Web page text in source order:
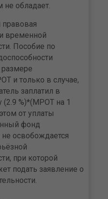
не обладает.
правовая
временной
Пособие по
размере
и только в случае,
заплатил в
%)*(МРОТ на 1
от уплаты
фонд
освобождается
при которой
подать заявление о